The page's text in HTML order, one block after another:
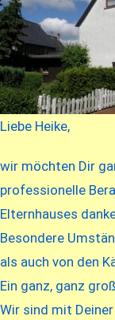
Liebe Heike,
wir möchten Dir
professionelle
Elternhauses
Besondere
als auch von den
Ein ganz, ganz
Wir sind mit